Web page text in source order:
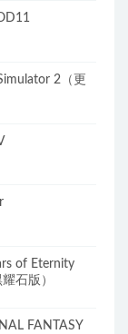
2（更
of Eternity
石版）
FANTASY